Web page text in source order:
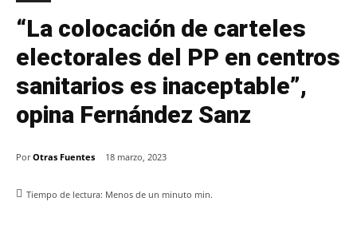
“La colocación de carteles
electorales del PP en centros
sanitarios es inaceptable”,
opina Fernández Sanz
Por Otras Fuentes 18 marzo, 2023
Tiempo de lectura: Menos de un minuto min.